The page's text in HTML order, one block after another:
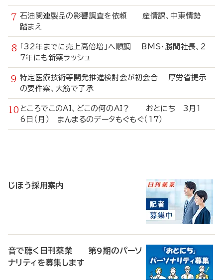
石油関連製品の影響調査を依頼 産情課、中東情勢
踏まえ
「32年までに売上高倍増」へ順調 BMS・勝間社長、2
7年にも新薬ラッシュ
特定医療技術等開発推進検討会が初会合 厚労省提示
の要件案、大筋で了承
ところでこのAI、どこの何のAI？ おとにち 3月1
6日（月） まんまるのデータもぐもぐ（17）
じほう採用案内
音で聴く日刊薬業 第9期のパーソ
ナリティを募集します